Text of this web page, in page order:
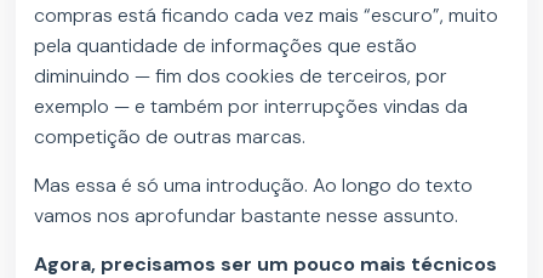
compras está ficando cada vez mais “escuro”, muito
pela quantidade de informações que estão
diminuindo — fim dos cookies de terceiros, por
exemplo — e também por interrupções vindas da
competição de outras marcas.
Mas essa é só uma introdução. Ao longo do texto
vamos nos aprofundar bastante nesse assunto.
Agora, precisamos ser um pouco mais técnicos